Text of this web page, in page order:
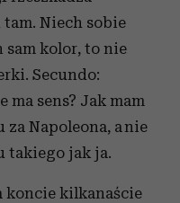
tam. Niech sobie
sam kolor, to nie
Secundo:
sens? Jak mam
Napoleona, a nie
takiego jak ja.
koncie kilkanaście